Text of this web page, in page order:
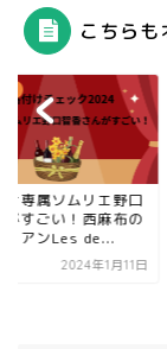
こちらも
年】黒TSUBAKI
曲は「強く儚い者
」！歌って...
2023年12月2日